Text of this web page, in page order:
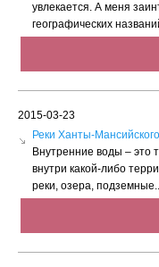
увлекается. А меня
географических
2015-03-23
Реки Ханты-
Внутренние воды – это
внутри какой-либо
реки, озера,